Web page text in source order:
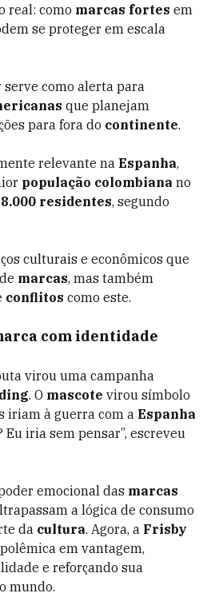
real: como marcas fortes em
se proteger em escala
serve como alerta para
que planejam
para fora do continente.
relevante na Espanha,
população colombiana no
residentes, segundo
culturais e econômicos que
marcas, mas também
conflitos como este.
com identidade
virou uma campanha
. O mascote virou símbolo
iriam à guerra com a Espanha
Eu iria sem pensar”, escreveu
emocional das marcas
a lógica de consumo
da cultura. Agora, a Frisby
em vantagem,
e reforçando sua
mundo.